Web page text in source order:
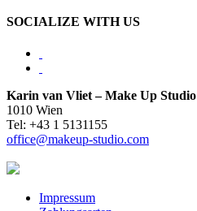
SOCIALIZE WITH US
Karin van Vliet – Make Up Studio
1010 Wien
Tel: +43 1 5131155
office@makeup-studio.com
Impressum